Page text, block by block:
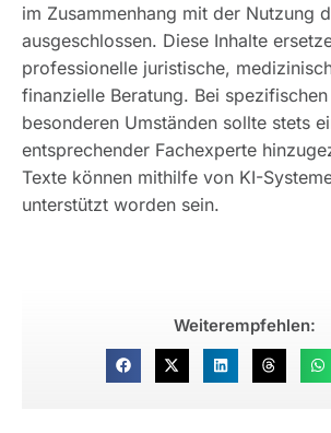
im Zusammenhang mit der Nutzung
ausgeschlossen. Diese Inhalte
professionelle juristische,
finanzielle Beratung. Bei
besonderen Umständen sollte stets
entsprechender Fachexperte
Texte können mithilfe von KI-
unterstützt worden sein.
Weiterempfehlen: